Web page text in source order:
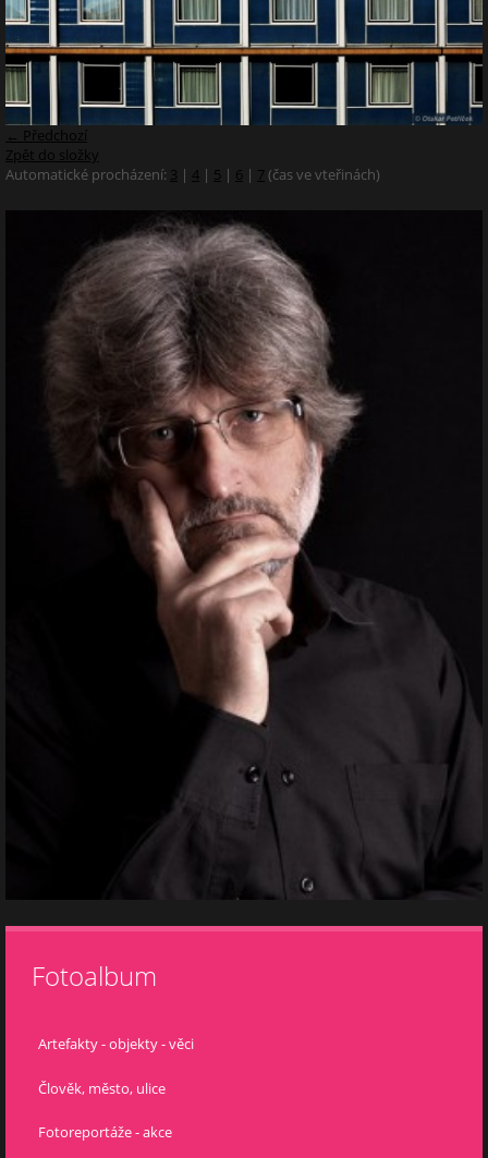
← Předchozí
Zpět do složky
Automatické procházení: 3 | 4 | 5 | 6 | 7 (čas ve vteřinách)
Fotoalbum
Artefakty - objekty - věci
Člověk, město, ulice
Fotoreportáže - akce